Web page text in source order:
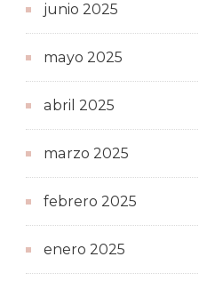
junio 2025
mayo 2025
abril 2025
marzo 2025
febrero 2025
enero 2025